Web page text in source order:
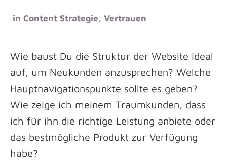
in Content Strategie, Vertrauen
Wie baust Du die Struktur der Website ideal
auf, um Neukunden anzusprechen? Welche
Hauptnavigationspunkte sollte es geben?
Wie zeige ich meinem Traumkunden, dass
ich für ihn die richtige Leistung anbiete oder
das bestmögliche Produkt zur Verfügung
habe?